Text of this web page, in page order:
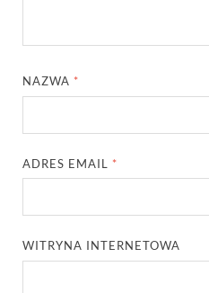
NAZWA *
ADRES EMAIL *
WITRYNA INTERNETOWA